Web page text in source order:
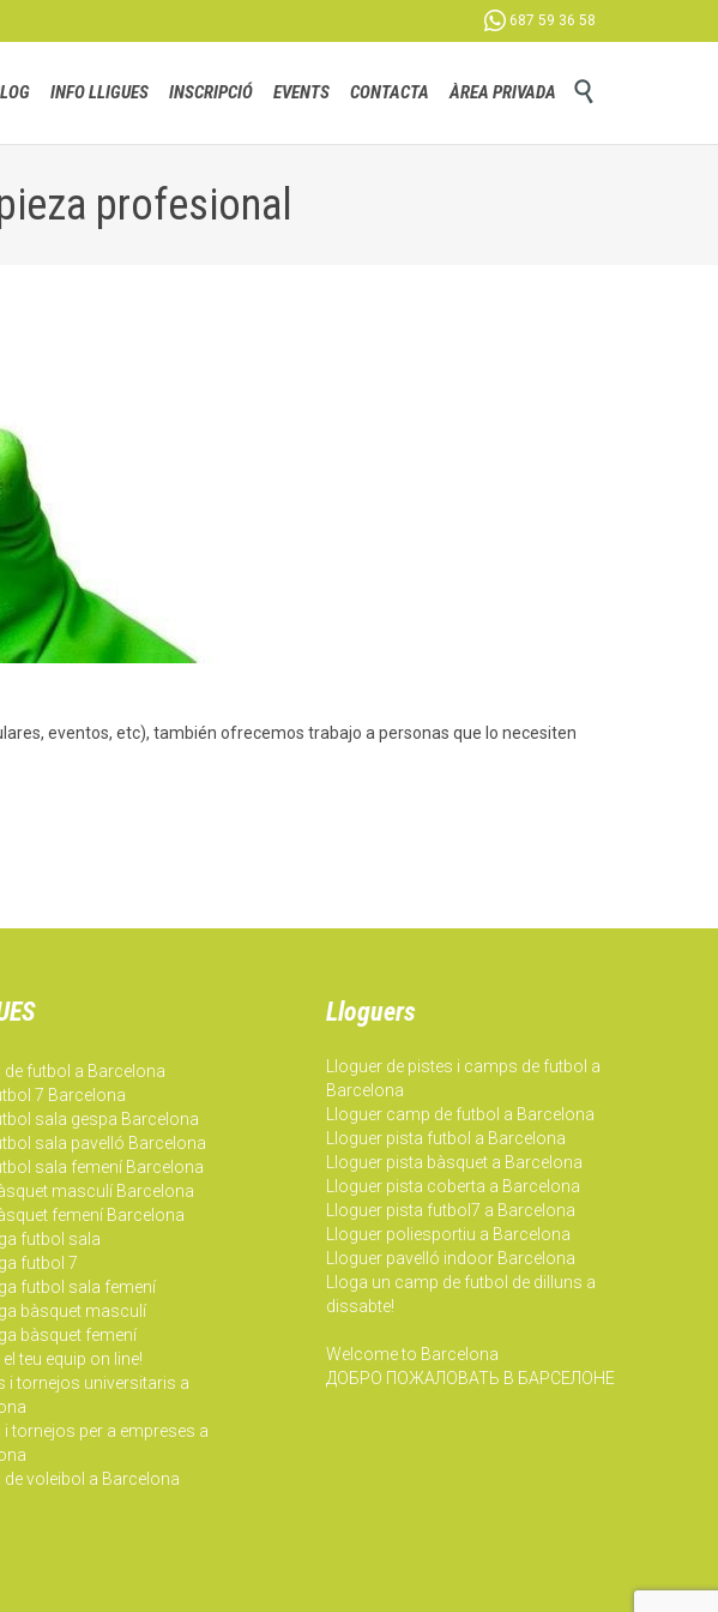
 687 59 36 58
to
INFO LLIGUES INSCRIPCIÓ EVENTS CONTACTA ÀREA PRIVADA 
profesional
eventos, etc), también ofrecemos trabajo a personas que lo necesiten
de futbol a Barcelona
7 Barcelona
sala gespa Barcelona
sala pavelló Barcelona
sala femení Barcelona
masculí Barcelona
femení Barcelona
futbol sala
futbol 7
futbol sala femení
bàsquet masculí
bàsquet femení
el teu equip on line!
i tornejos universitaris a
i tornejos per a empreses a
de voleibol a Barcelona
Lloguers
Lloguer de pistes i camps de futbol a
Barcelona
Lloguer camp de futbol a Barcelona
Lloguer pista futbol a Barcelona
Lloguer pista bàsquet a Barcelona
Lloguer pista coberta a Barcelona
Lloguer pista futbol7 a Barcelona
Lloguer poliesportiu a Barcelona
Lloguer pavelló indoor Barcelona
Lloga un camp de futbol de dilluns a
dissabte!
Welcome to Barcelona
ДОБРО ПОЖАЛОВАТЬ В БАРСЕЛОНЕ